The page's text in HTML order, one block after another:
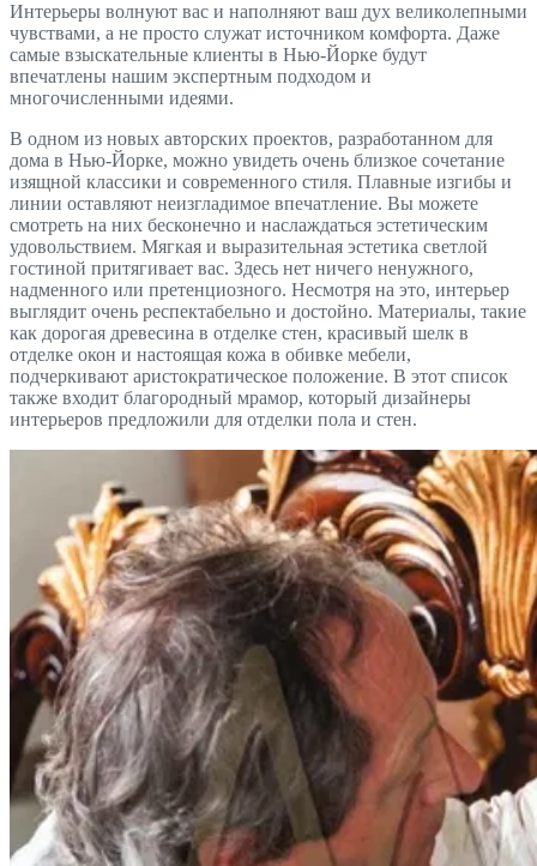
Интерьеры волнуют вас и наполняют ваш дух великолепными
чувствами, а не просто служат источником комфорта. Даже
самые взыскательные клиенты в Нью-Йорке будут
впечатлены нашим экспертным подходом и
многочисленными идеями.
В одном из новых авторских проектов, разработанном для
дома в Нью-Йорке, можно увидеть очень близкое сочетание
изящной классики и современного стиля. Плавные изгибы и
линии оставляют неизгладимое впечатление. Вы можете
смотреть на них бесконечно и наслаждаться эстетическим
удовольствием. Мягкая и выразительная эстетика светлой
гостиной притягивает вас. Здесь нет ничего ненужного,
надменного или претенциозного. Несмотря на это, интерьер
выглядит очень респектабельно и достойно. Материалы, такие
как дорогая древесина в отделке стен, красивый шелк в
отделке окон и настоящая кожа в обивке мебели,
подчеркивают аристократическое положение. В этот список
также входит благородный мрамор, который дизайнеры
интерьеров предложили для отделки пола и стен.